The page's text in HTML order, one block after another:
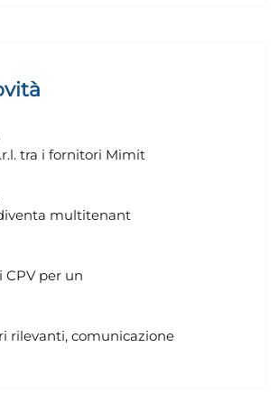
tra i fornitori Mimit
multitenant
CPV per un
rilevanti, comunicazione